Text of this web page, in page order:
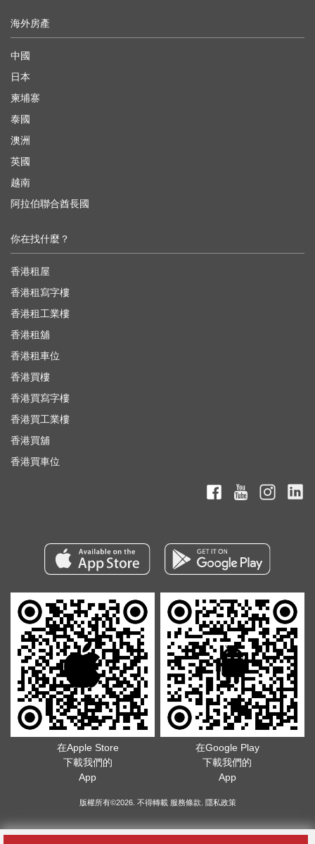
海外房產
中國
日本
柬埔寨
泰國
澳洲
英國
越南
阿拉伯聯合酋長國
你在找什麼？
香港租屋
香港租寫字樓
香港租工業樓
香港租舖
香港租車位
香港買樓
香港買寫字樓
香港買工業樓
香港買舖
香港買車位
在Apple Store
下載我們的
App
在Google Play
下載我們的
App
版權所有©2026. 不得轉載 服務條款 隱私政策